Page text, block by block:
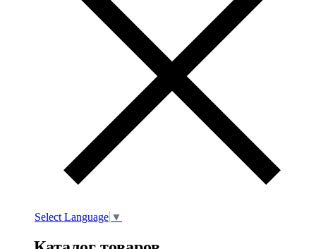
Select Language ▼